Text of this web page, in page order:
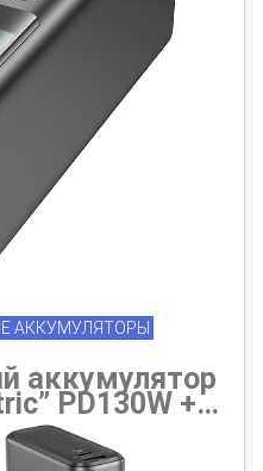
АККУМУЛЯТОРЫ
аккумулятор
PD130W +